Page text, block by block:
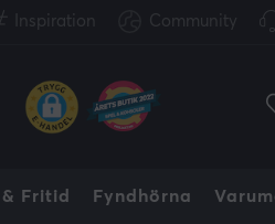
Inspiration Community
& Fritid Fyndhörna